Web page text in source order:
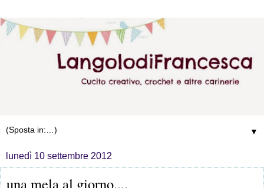
▼
lunedì 10 settembre 2012
una mela al giorno....